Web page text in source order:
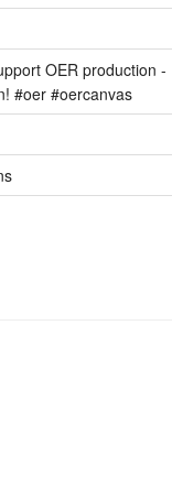
OER production -
#oer #oercanvas